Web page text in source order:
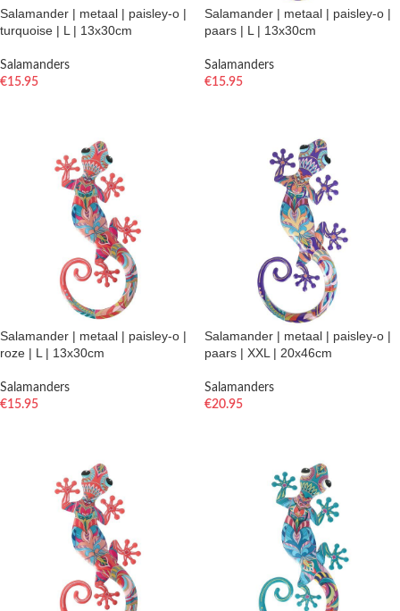
Salamander | metaal | paisley-o |
turquoise | L | 13x30cm
Salamanders
€15.95
Salamander | metaal | paisley-o |
paars | L | 13x30cm
Salamanders
€15.95
Salamander | metaal | paisley-o |
roze | L | 13x30cm
Salamanders
€15.95
Salamander | metaal | paisley-o |
paars | XXL | 20x46cm
Salamanders
€20.95